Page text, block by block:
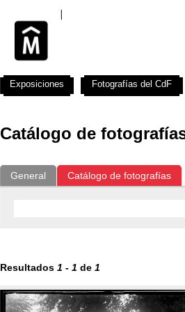
Catálogo de
General Catálogo de fotografías
Resultados 1 - 1 de 1
Exposiciones Fotografías del CdF